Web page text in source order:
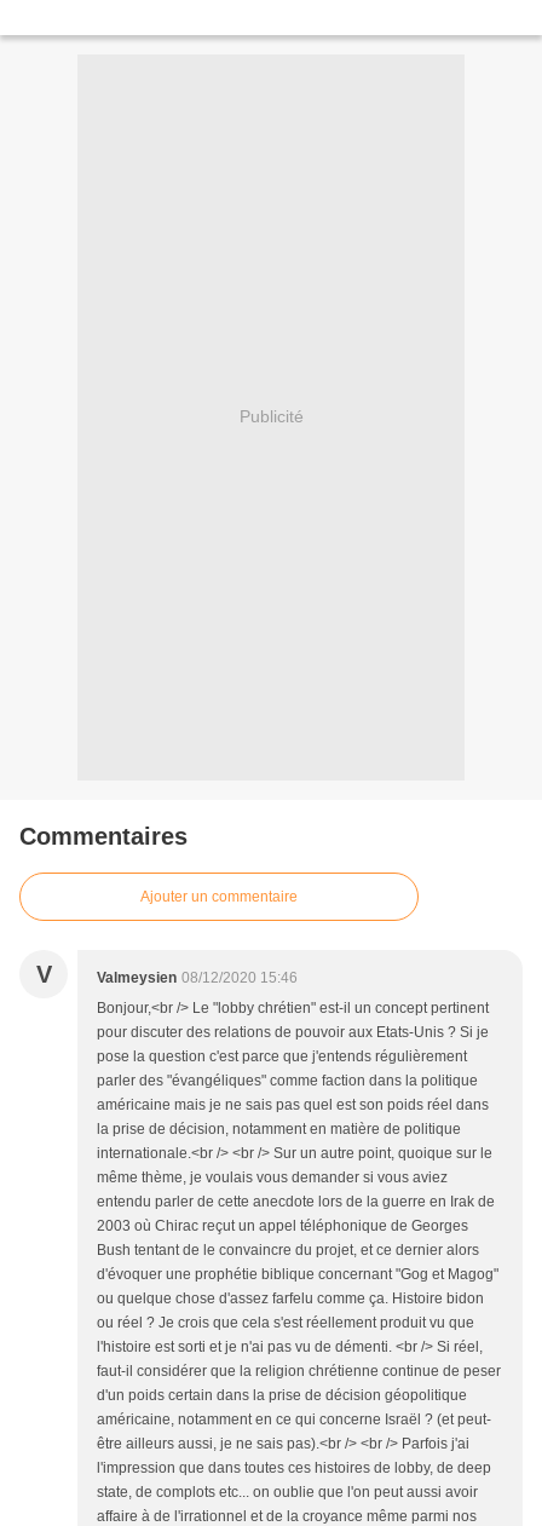
Publicité
Commentaires
Ajouter un commentaire
V Valmeysien 08/12/2020 15:46
Bonjour,<br /> Le "lobby chrétien" est-il un concept pertinent
pour discuter des relations de pouvoir aux Etats-Unis ? Si je
pose la question c'est parce que j'entends régulièrement
parler des "évangéliques" comme faction dans la politique
américaine mais je ne sais pas quel est son poids réel dans
la prise de décision, notamment en matière de politique
internationale.<br /> <br /> Sur un autre point, quoique sur le
même thème, je voulais vous demander si vous aviez
entendu parler de cette anecdote lors de la guerre en Irak de
2003 où Chirac reçut un appel téléphonique de Georges
Bush tentant de le convaincre du projet, et ce dernier alors
d'évoquer une prophétie biblique concernant "Gog et Magog"
ou quelque chose d'assez farfelu comme ça. Histoire bidon
ou réel ? Je crois que cela s'est réellement produit vu que
l'histoire est sorti et je n'ai pas vu de démenti. <br /> Si réel,
faut-il considérer que la religion chrétienne continue de peser
d'un poids certain dans la prise de décision géopolitique
américaine, notamment en ce qui concerne Israël ? (et peut-
être ailleurs aussi, je ne sais pas).<br /> <br /> Parfois j'ai
l'impression que dans toutes ces histoires de lobby, de deep
state, de complots etc... on oublie que l'on peut aussi avoir
affaire à de l'irrationnel et de la croyance même parmi nos